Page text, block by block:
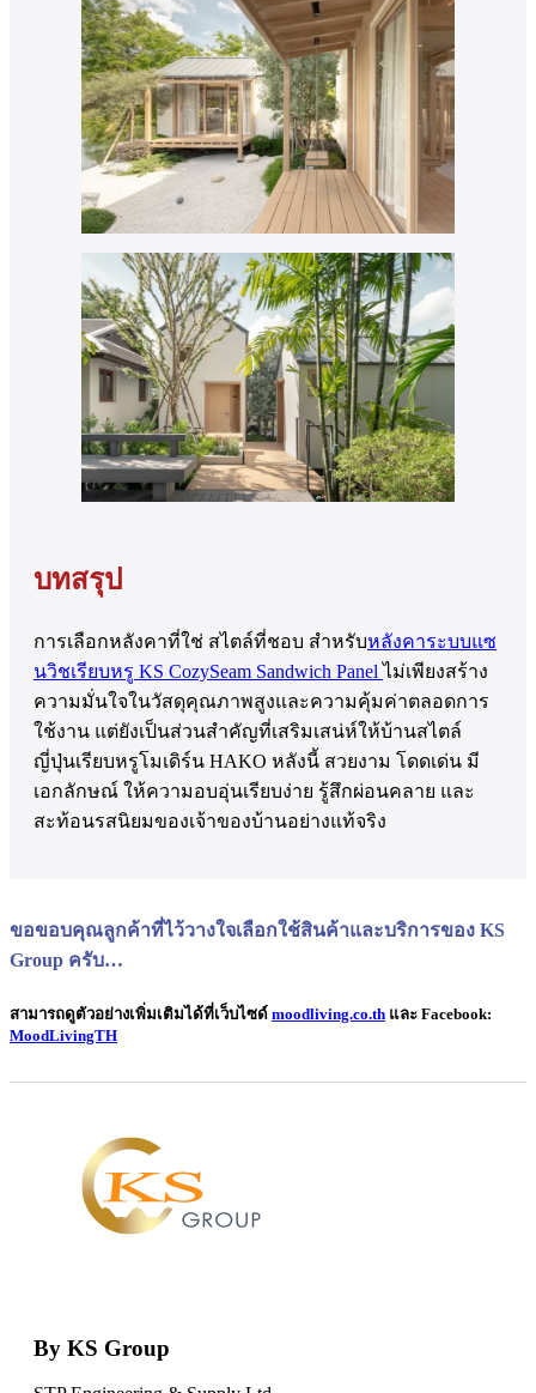
บทสรุป
การเลือกหลังคาที่ใช่ สไตล์ที่ชอบ สำหรับหลังคาระบบแซ
นวิชเรียบหรู KS CozySeam Sandwich Panelไม่เพียงสร้าง
ความมั่นใจในวัสดุคุณภาพสูงและความคุ้มค่าตลอดการ
ใช้งาน แต่ยังเป็นส่วนสำคัญที่เสริมเสน่ห์ให้บ้านสไตล์
ญี่ปุ่นเรียบหรูโมเดิร์น HAKO หลังนี้ สวยงาม โดดเด่น มี
เอกลักษณ์ ให้ความอบอุ่นเรียบง่าย รู้สึกผ่อนคลาย และ
สะท้อนรสนิยมของเจ้าของบ้านอย่างแท้จริง
ขอขอบคุณลูกค้าที่ไว้วางใจเลือกใช้สินค้าและบริการของ KS
Group ครับ…
สามารถดูตัวอย่างเพิ่มเติมได้ที่เว็บไซด์ moodliving.co.th และ Facebook:
MoodLivingTH
By KS Group